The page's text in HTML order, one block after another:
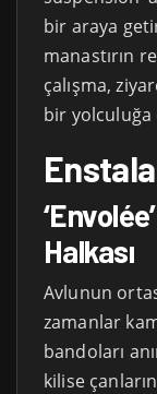
bir araya
manastırın
çalışma,
bir yolculuğa
Halkası
Avlunun
zamanlar
bandoları
kilise